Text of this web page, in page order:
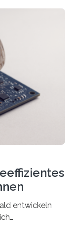
gestützte
für realistische
und
Avatare zu
ganzheitliche
Gestik
entwickeln
Gehirn. Die